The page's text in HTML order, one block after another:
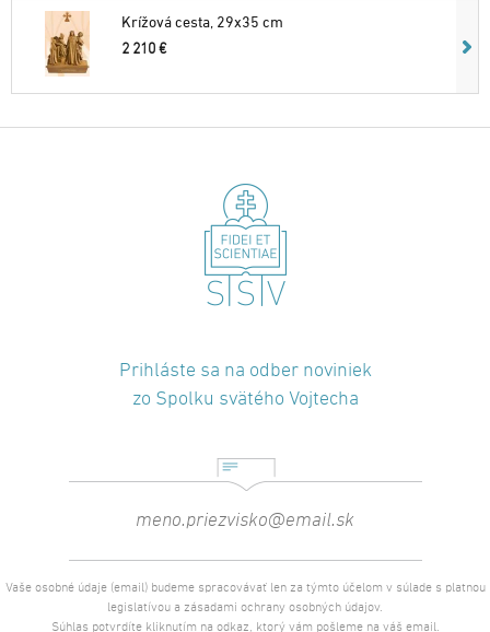
Krížová cesta, 29x35 cm
2 210 €
Prihláste sa na odber noviniek
zo Spolku svätého Vojtecha
Vaše osobné údaje (email) budeme spracovávať len za týmto účelom v súlade s platnou
legislatívou a zásadami ochrany osobných údajov.
Súhlas potvrdíte kliknutím na odkaz, ktorý vám pošleme na váš email.